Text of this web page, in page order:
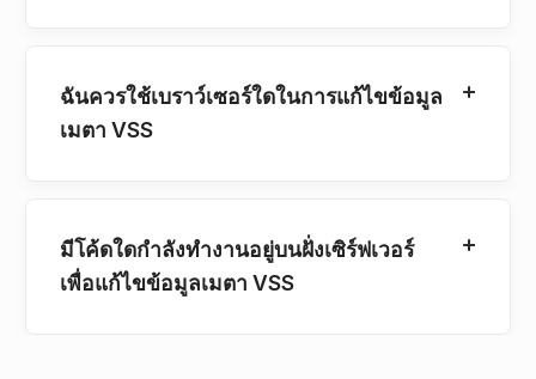
ฉันควรใช้เบราว์เซอร์ใดในการแก้ไขข้อมูล
เมตา VSS
มีโค้ดใดกําลังทํางานอยู่บนฝั่งเซิร์ฟเวอร์
เพื่อแก้ไขข้อมูลเมตา VSS